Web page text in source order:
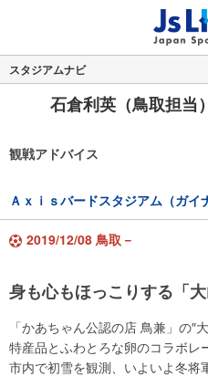
スタジアムナビ
石倉利英（鳥取担当）
観戦アドバイス
Ａｘｉｓバードスタジアム（ガイ
2019/12/08 鳥取－
身も心もほっこりする「大
「かあちゃん公認の店 鳥兼」の″
特産品とふわとろな卵のコラボレ
市内で初雪を観測、いよいよ冬将